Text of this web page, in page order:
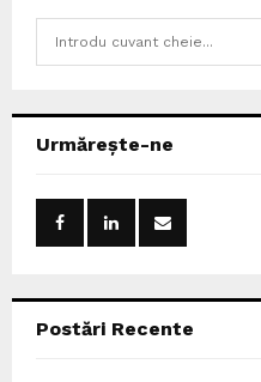
h
Urmărește-ne
Postări Recente